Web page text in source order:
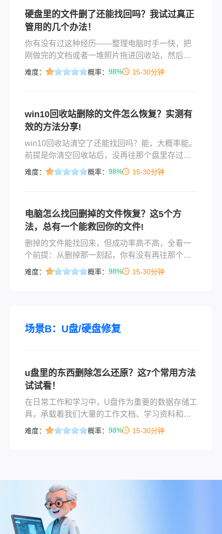
硬盘里的文件删了还能找回吗？我试过真正
管用的几个办法！
你有没有过这种经历——整理电脑时手一快，把
刚做完的文档或者一堆照片拖进回收站，然后习
惯性地点了“清空回收站”？或者更惨，格式化U盘
导出来，结果不小心把整个D盘给格式化了。当时
脑子嗡的一下，里面可是有我近三年做的项目方
案和客户资料。后来我花了整整两天时间研究怎
么把硬盘里的资料不小心删除了怎么找回，试了
间。
难度： 概率： 98% 15-30分钟
win10回收站删除的文件怎么恢复？实测有
效的方法分享!
win10回收站清空了还能找回吗？能，大概率能。
前提是你清空回收站后，没再往那个盘里存过新
东西。因为Windows删除文件只是把磁盘上的空
往里拷文件、装软件、甚至浏览网页（浏览器缓
存也会写盘）。
难度： 概率： 98% 15-30分钟
电脑怎么找回删掉的文件恢复？这5个方
法，总有一个能救回你的文件!
删掉的文件能找回来，但成功率高不高，全看一
个前提：从删掉那一刻起，你有没有再往那个盘
里写过新东西。文件删除只是把存储空间标记成
难度： 概率： 98% 15-30分钟
场景B：U盘/硬盘修复
u盘里的东西删除怎么还原？这7个常用方法
试试看！
在日常工作和学习中，U盘作为重要的数据存储工
具，承载着我们大量的工作文档、学习资料和个
人文件。然而，误删除操作时有发生，让人措手
难度： 概率： 98% 15-30分钟